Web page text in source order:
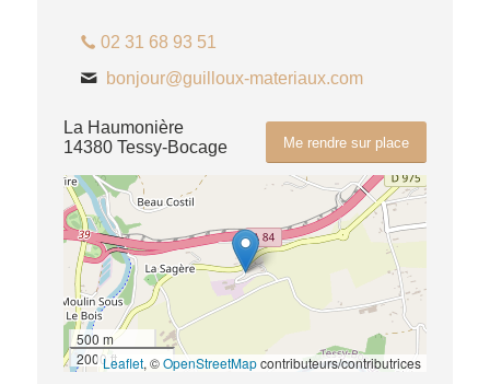
02 31 68 93 51
bonjour@guilloux-materiaux.com
Me rendre sur place
La Haumonière
14380 Tessy-Bocage
500 m
2000 ftLeaflet, ©OpenStreetMapcontributeurs/contributrices